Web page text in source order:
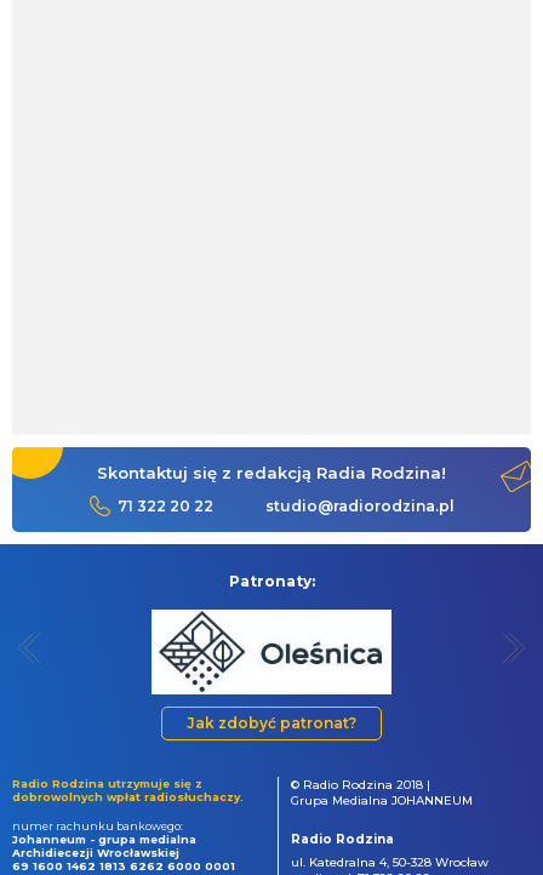
Skontaktuj się z redakcją Radia Rodzina!
71 322 20 22 studio@radiorodzina.pl
Patronaty:
Jak zdobyć patronat?
Radio Rodzina utrzymuje się z
dobrowolnych wpłat radiosłuchaczy.
numer rachunku bankowego:
Johanneum - grupa medialna
Archidiecezji Wrocławskiej
69 1600 1462 1813 6262 6000 0001
© Radio Rodzina 2018 |
Grupa Medialna JOHANNEUM
Radio Rodzina
ul. Katedralna 4, 50-328 Wrocław